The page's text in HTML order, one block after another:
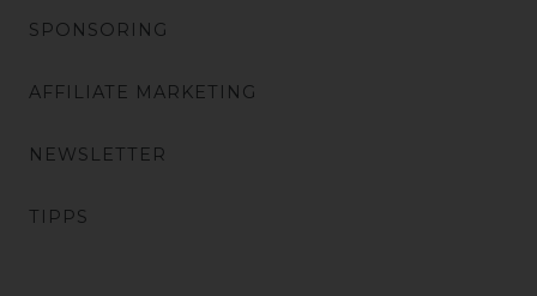
SPONSORING
AFFILIATE MARKETING
NEWSLETTER
TIPPS